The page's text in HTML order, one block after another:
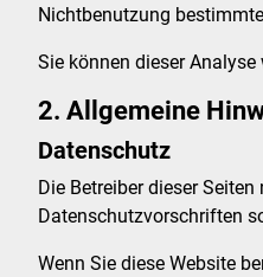
Nichtbenutzung
Sie können dieser
2. Allgemeine
Datenschutz
Die Betreiber dieser
Datenschutzvorschriften
Wenn Sie diese Website